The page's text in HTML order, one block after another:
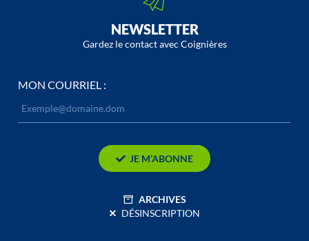
NEWSLETTER
Gardez le contact avec Coignières
MON COURRIEL :
JE M’ABONNE
ARCHIVES
DÉSINSCRIPTION